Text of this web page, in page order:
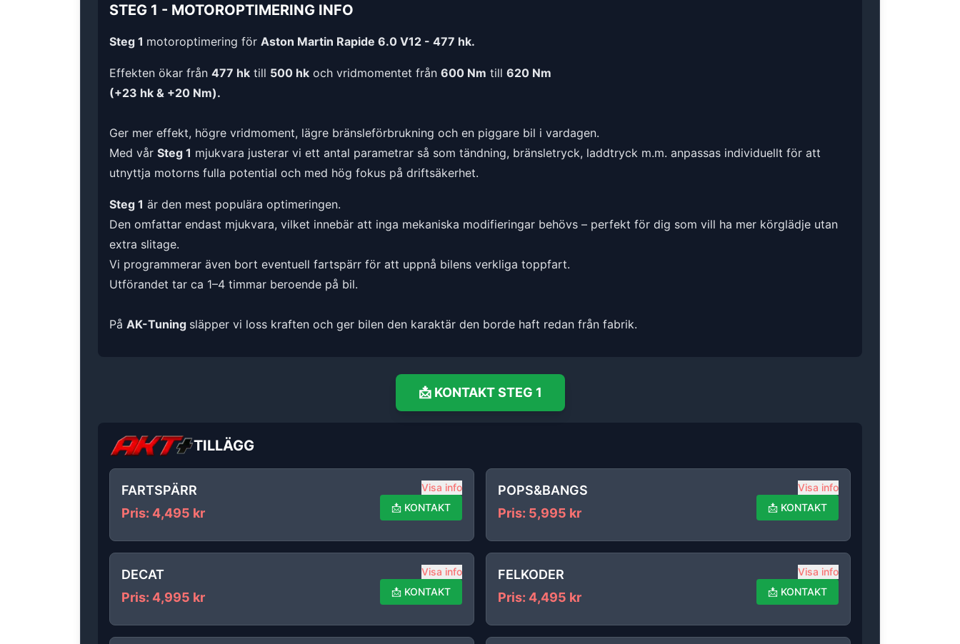
STEG 1 - MOTOROPTIMERING INFO
Steg 1 motoroptimering för Aston Martin Rapide 6.0 V12 - 477 hk.
Effekten ökar från 477 hk till 500 hk och vridmomentet från 600 Nm till 620 Nm
(+23 hk & +20 Nm).
Ger mer effekt, högre vridmoment, lägre bränsleförbrukning och en piggare bil i vardagen.
Med vår Steg 1 mjukvara justerar vi ett antal parametrar så som tändning, bränsletryck, laddtryck m.m. anpassas individuellt för att
utnyttja motorns fulla potential och med hög fokus på driftsäkerhet.
Steg 1 är den mest populära optimeringen.
Den omfattar endast mjukvara, vilket innebär att inga mekaniska modifieringar behövs – perfekt för dig som vill ha mer körglädje utan
extra slitage.
Vi programmerar även bort eventuell fartspärr för att uppnå bilens verkliga toppfart.
Utförandet tar ca 1–4 timmar beroende på bil.
På AK-Tuning släpper vi loss kraften och ger bilen den karaktär den borde haft redan från fabrik.
📩 KONTAKT STEG 1
TILLÄGG
FARTSPÄRR
Pris: 4,495 kr
Visa info
📩 KONTAKT
POPS&BANGS
Pris: 5,995 kr
Visa info
📩 KONTAKT
DECAT
Pris: 4,995 kr
Visa info
📩 KONTAKT
FELKODER
Pris: 4,495 kr
Visa info
📩 KONTAKT